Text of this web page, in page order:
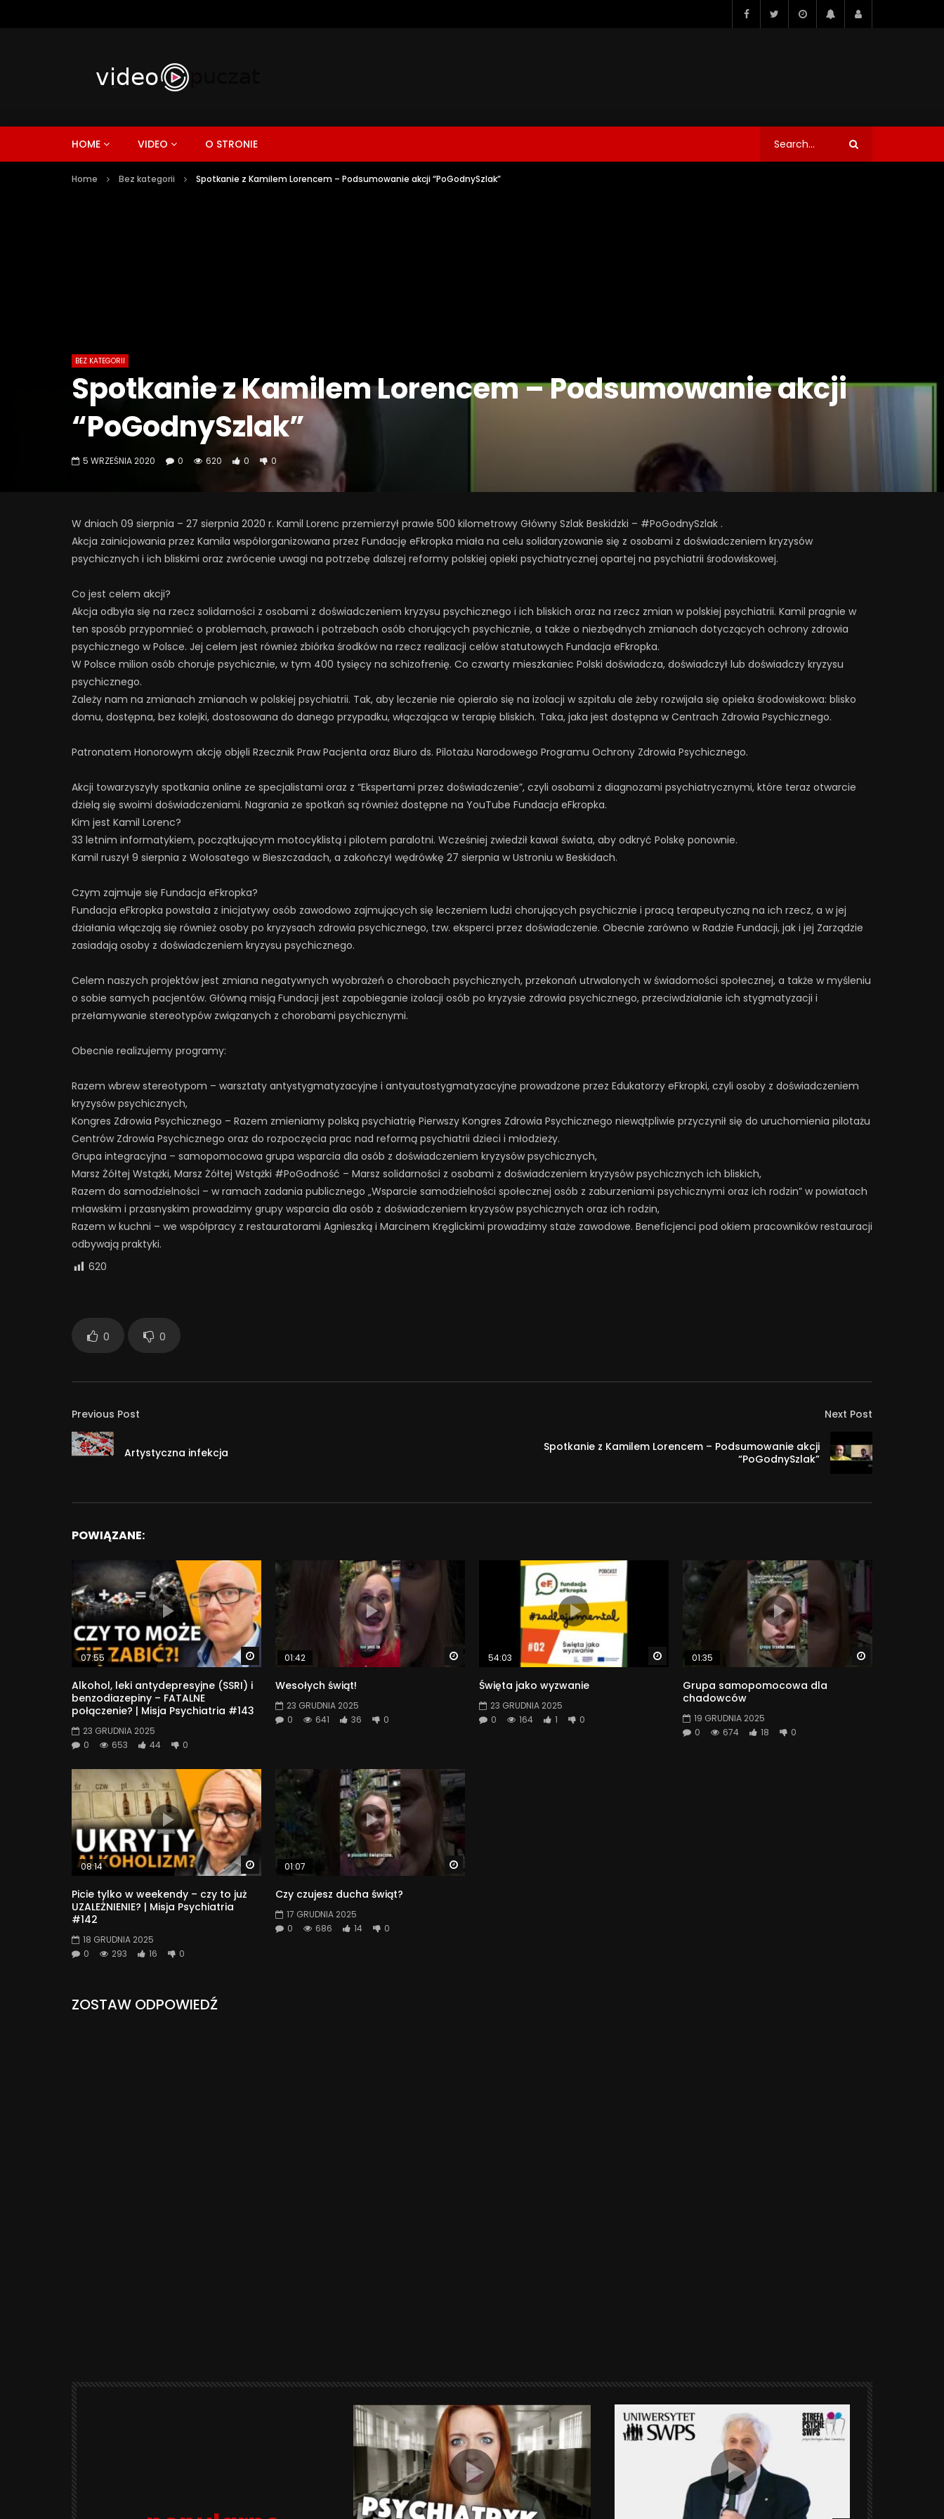
HOME VIDEO O STRONIE
Home Bez kategorii Spotkanie z Kamilem Lorencem – Podsumowanie akcji “PoGodnySzlak”
BEZ KATEGORII
Spotkanie z Kamilem Lorencem – Podsumowanie akcji
“PoGodnySzlak”
5 WRZEŚNIA 2020 0 620 0 0
W dniach 09 sierpnia – 27 sierpnia 2020 r. Kamil Lorenc przemierzył prawie 500 kilometrowy Główny Szlak Beskidzki – #PoGodnySzlak .
Akcja zainicjowania przez Kamila współorganizowana przez Fundację eFkropka miała na celu solidaryzowanie się z osobami z doświadczeniem kryzysów
psychicznych i ich bliskimi oraz zwrócenie uwagi na potrzebę dalszej reformy polskiej opieki psychiatrycznej opartej na psychiatrii środowiskowej.
Co jest celem akcji?
Akcja odbyła się na rzecz solidarności z osobami z doświadczeniem kryzysu psychicznego i ich bliskich oraz na rzecz zmian w polskiej psychiatrii. Kamil pragnie w
ten sposób przypomnieć o problemach, prawach i potrzebach osób chorujących psychicznie, a także o niezbędnych zmianach dotyczących ochrony zdrowia
psychicznego w Polsce. Jej celem jest również zbiórka środków na rzecz realizacji celów statutowych Fundacja eFkropka.
W Polsce milion osób choruje psychicznie, w tym 400 tysięcy na schizofrenię. Co czwarty mieszkaniec Polski doświadcza, doświadczył lub doświadczy kryzysu
psychicznego.
Zależy nam na zmianach zmianach w polskiej psychiatrii. Tak, aby leczenie nie opierało się na izolacji w szpitalu ale żeby rozwijała się opieka środowiskowa: blisko
domu, dostępna, bez kolejki, dostosowana do danego przypadku, włączająca w terapię bliskich. Taka, jaka jest dostępna w Centrach Zdrowia Psychicznego.
Patronatem Honorowym akcję objęli Rzecznik Praw Pacjenta oraz Biuro ds. Pilotażu Narodowego Programu Ochrony Zdrowia Psychicznego.
Akcji towarzyszyły spotkania online ze specjalistami oraz z “Ekspertami przez doświadczenie”, czyli osobami z diagnozami psychiatrycznymi, które teraz otwarcie
dzielą się swoimi doświadczeniami. Nagrania ze spotkań są również dostępne na YouTube Fundacja eFkropka.
Kim jest Kamil Lorenc?
33 letnim informatykiem, początkującym motocyklistą i pilotem paralotni. Wcześniej zwiedził kawał świata, aby odkryć Polskę ponownie.
Kamil ruszył 9 sierpnia z Wołosatego w Bieszczadach, a zakończył wędrówkę 27 sierpnia w Ustroniu w Beskidach.
Czym zajmuje się Fundacja eFkropka?
Fundacja eFkropka powstała z inicjatywy osób zawodowo zajmujących się leczeniem ludzi chorujących psychicznie i pracą terapeutyczną na ich rzecz, a w jej
działania włączają się również osoby po kryzysach zdrowia psychicznego, tzw. eksperci przez doświadczenie. Obecnie zarówno w Radzie Fundacji, jak i jej Zarządzie
zasiadają osoby z doświadczeniem kryzysu psychicznego.
Celem naszych projektów jest zmiana negatywnych wyobrażeń o chorobach psychicznych, przekonań utrwalonych w świadomości społecznej, a także w myśleniu
o sobie samych pacjentów. Główną misją Fundacji jest zapobieganie izolacji osób po kryzysie zdrowia psychicznego, przeciwdziałanie ich stygmatyzacji i
przełamywanie stereotypów związanych z chorobami psychicznymi.
Obecnie realizujemy programy:
Razem wbrew stereotypom – warsztaty antystygmatyzacyjne i antyautostygmatyzacyjne prowadzone przez Edukatorzy eFkropki, czyli osoby z doświadczeniem
kryzysów psychicznych,
Kongres Zdrowia Psychicznego – Razem zmieniamy polską psychiatrię Pierwszy Kongres Zdrowia Psychicznego niewątpliwie przyczynił się do uruchomienia pilotażu
Centrów Zdrowia Psychicznego oraz do rozpoczęcia prac nad reformą psychiatrii dzieci i młodzieży.
Grupa integracyjna – samopomocowa grupa wsparcia dla osób z doświadczeniem kryzysów psychicznych,
Marsz Żółtej Wstążki, Marsz Żółtej Wstążki #PoGodność – Marsz solidarności z osobami z doświadczeniem kryzysów psychicznych ich bliskich,
Razem do samodzielności – w ramach zadania publicznego „Wsparcie samodzielności społecznej osób z zaburzeniami psychicznymi oraz ich rodzin” w powiatach
mławskim i przasnyskim prowadzimy grupy wsparcia dla osób z doświadczeniem kryzysów psychicznych oraz ich rodzin,
Razem w kuchni – we współpracy z restauratorami Agnieszką i Marcinem Kręglickimi prowadzimy staże zawodowe. Beneficjenci pod okiem pracowników restauracji
odbywają praktyki.
620
0 0
Previous Post
Artystyczna infekcja
Next Post
Spotkanie z Kamilem Lorencem – Podsumowanie akcji
“PoGodnySzlak”
POWIĄZANE:
Watch Later
07:55
Alkohol, leki antydepresyjne (SSRI) i
benzodiazepiny – FATALNE
połączenie? | Misja Psychiatria #143
23 GRUDNIA 2025
0
653 44 0
Watch Later
01:42
Wesołych świąt!
23 GRUDNIA 2025
0
641 36 0
Watch Later
54:03
Święta jako wyzwanie
23 GRUDNIA 2025
0
164 1 0
01:35
Grupa samopomocowa dla
chadowców
19 GRUDNIA 2025
0
674 18 0
Watch Later
08:14
Picie tylko w weekendy – czy to już
UZALEŻNIENIE? | Misja Psychiatria
#142
18 GRUDNIA 2025
0
293 16 0
01:07
Czy czujesz ducha świąt?
17 GRUDNIA 2025
0
686 14 0
ZOSTAW ODPOWIEDŹ